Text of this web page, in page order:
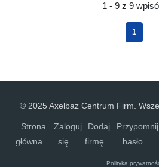
1 - 9 z 9
1
© 2025 Axelbaz Centrum Firm.
Strona
główna
Zaloguj
się
Dodaj
firmę
Przypomnij
hasło
Polityka